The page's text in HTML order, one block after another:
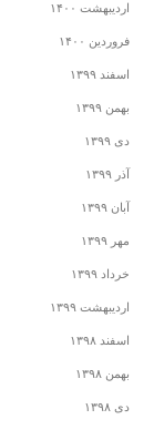
اردیبهشت ۱۴۰۰
فروردین ۱۴۰۰
اسفند ۱۳۹۹
بهمن ۱۳۹۹
دی ۱۳۹۹
آذر ۱۳۹۹
آبان ۱۳۹۹
مهر ۱۳۹۹
خرداد ۱۳۹۹
اردیبهشت ۱۳۹۹
اسفند ۱۳۹۸
بهمن ۱۳۹۸
دی ۱۳۹۸